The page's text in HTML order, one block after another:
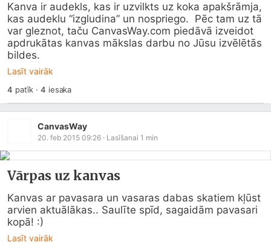
Kanva ir audekls, kas ir uzvilkts uz koka apakšrāmja,
kas audeklu “izgludina” un nospriego.  Pēc tam uz tā
var gleznot, taču CanvasWay.com piedāvā izveidot
apdrukātas kanvas mākslas darbu no Jūsu izvēlētās
bildes.
Lasīt vairāk
4 patīk ·4 iesaka
CanvasWay
20. feb 2015 09:26 · Lasīšanai 1 min
Vārpas uz kanvas
Kanvas ar pavasara un vasaras dabas skatiem kļūst
arvien aktuālākas.. Saulīte spīd, sagaidām pavasari
kopā! :)
Lasīt vairāk